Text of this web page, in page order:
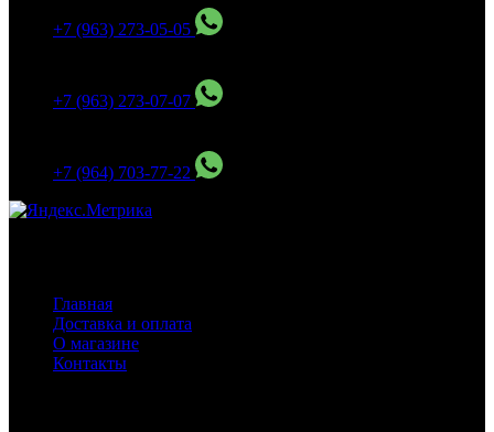
+7 (963) 273-05-05
+7 (963) 273-07-07
+7 (964) 703-77-22
Главная
Доставка и оплата
О магазине
Контакты